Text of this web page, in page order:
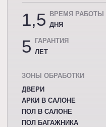
1,5
ВРЕМЯ РАБОТЫ
ДНЯ
5
ГАРАНТИЯ
ЛЕТ
ЗОНЫ ОБРАБОТКИ
ДВЕРИ
АРКИ В САЛОНЕ
ПОЛ В САЛОНЕ
ПОЛ БАГАЖНИКА